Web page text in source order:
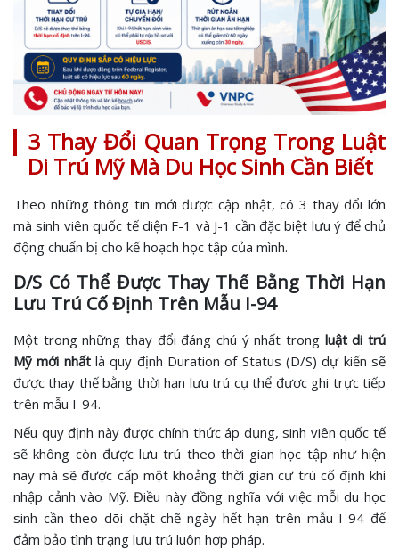
3 Thay Đổi Quan Trọng Trong Luật
Di Trú Mỹ Mà Du Học Sinh Cần Biết
Theo những thông tin mới được cập nhật, có 3 thay đổi lớn
mà sinh viên quốc tế diện F-1 và J-1 cần đặc biệt lưu ý để chủ
động chuẩn bị cho kế hoạch học tập của mình.
D/S Có Thể Được Thay Thế Bằng Thời Hạn
Lưu Trú Cố Định Trên Mẫu I-94
Một trong những thay đổi đáng chú ý nhất trong luật di trú
Mỹ mới nhấtlà quy định Duration of Status (D/S) dự kiến sẽ
được thay thế bằng thời hạn lưu trú cụ thể được ghi trực tiếp
trên mẫu I-94.
Nếu quy định này được chính thức áp dụng, sinh viên quốc tế
sẽ không còn được lưu trú theo thời gian học tập như hiện
nay mà sẽ được cấp một khoảng thời gian cư trú cố định khi
nhập cảnh vào Mỹ. Điều này đồng nghĩa với việc mỗi du học
sinh cần theo dõi chặt chẽ ngày hết hạn trên mẫu I-94 để
đảm bảo tình trạng lưu trú luôn hợp pháp.